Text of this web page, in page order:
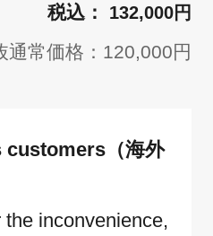
132,000円
通常価格：120,000円
customers（海外
inconvenience,